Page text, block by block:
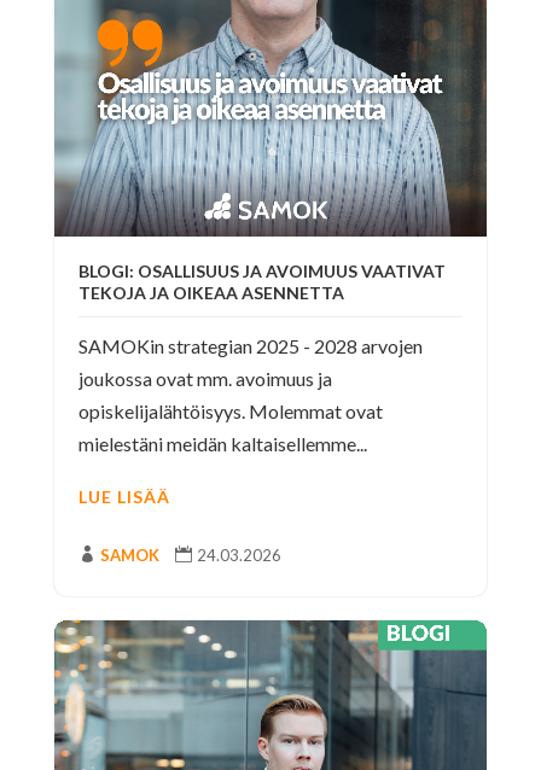
BLOGI: OSALLISUUS JA AVOIMUUS VAATIVAT
TEKOJA JA OIKEAA ASENNETTA
SAMOKin strategian 2025 - 2028 arvojen
joukossa ovat mm. avoimuus ja
opiskelijalähtöisyys. Molemmat ovat
mielestäni meidän kaltaisellemme...
LUE LISÄÄ
 SAMOK  24.03.2026